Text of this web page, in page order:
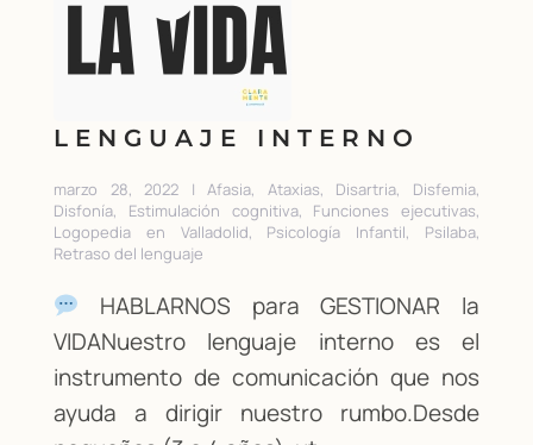
LENGUAJE INTERNO
marzo 28, 2022 | Afasia, Ataxias, Disartria, Disfemia,
Disfonía, Estimulación cognitiva, Funciones ejecutivas,
Logopedia en Valladolid, Psicología Infantil, Psilaba,
Retraso del lenguaje
HABLARNOS para GESTIONAR la
VIDANuestro lenguaje interno es el
instrumento de comunicación que nos
ayuda a dirigir nuestro rumbo.Desde